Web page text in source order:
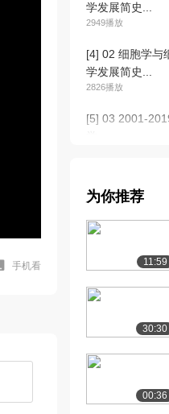
手机看
学发展简史...
2949播放
[4] 02 细胞学与
学发展简史...
2826播放
[5] 03 2001-
学...
[7] 01细胞的基
[8] 01细胞的基
[9] 02 原核细胞
为你推荐
11:59
30:30
00:36